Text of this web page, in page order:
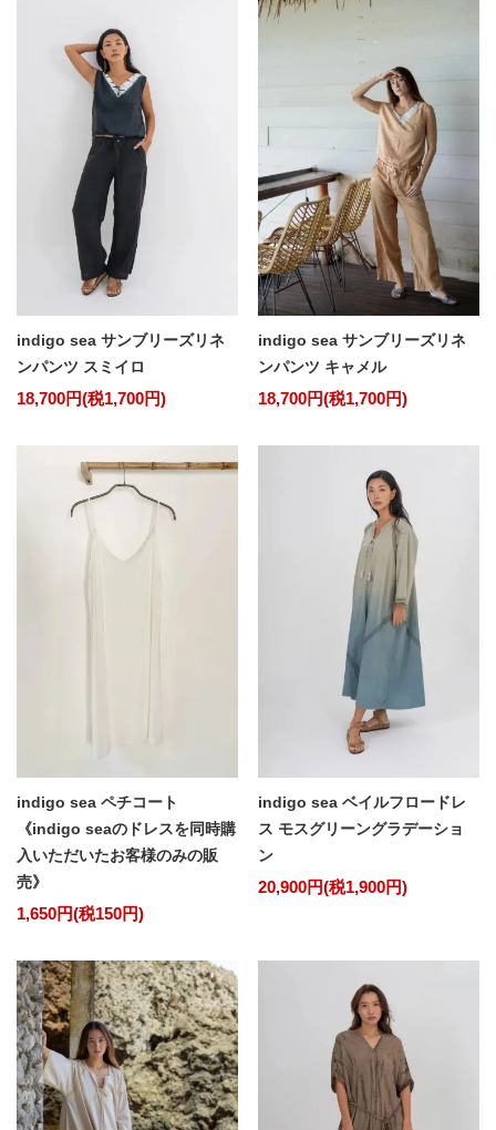
indigo sea サンブリーズリネ
ンパンツ スミイロ
18,700円(税1,700円)
indigo sea サンブリーズリネ
ンパンツ キャメル
18,700円(税1,700円)
indigo sea ペチコート
《indigo seaのドレスを同時購
入いただいたお客様のみの販
売》
1,650円(税150円)
indigo sea ベイルフロードレ
ス モスグリーングラデーショ
ン
20,900円(税1,900円)